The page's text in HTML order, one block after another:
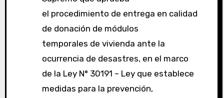
el procedimiento de entrega en calidad
de donación de módulos
temporales de vivienda ante la
ocurrencia de desastres, en el marco
de la Ley N° 30191 – Ley que establece
medidas para la prevención,